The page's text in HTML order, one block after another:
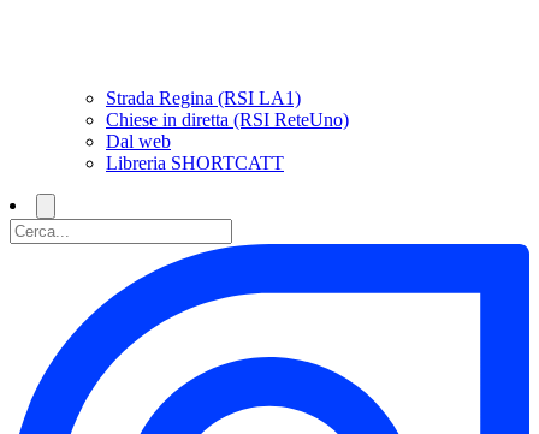
Strada Regina (RSI LA1)
Chiese in diretta (RSI ReteUno)
Dal web
Libreria SHORTCATT